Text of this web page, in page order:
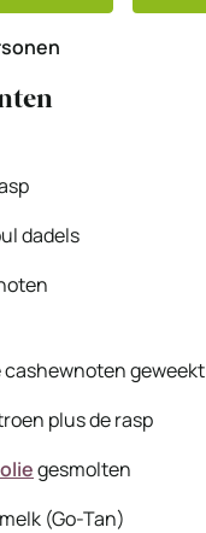
dadels
cashewnotengeweekt
plus de rasp
gesmolten
(Go-Tan)